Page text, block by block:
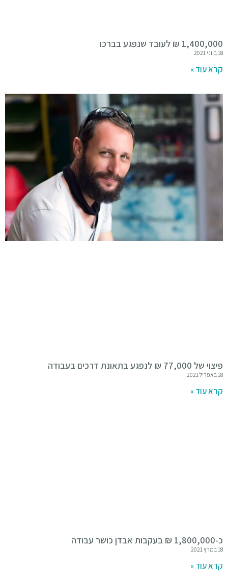
1,400,000 ₪ לעובד שנפגע בברכו
18 ביוני 2021
קרא עוד »
פיצוי של 77,000 ₪ לנפגע בתאונת דרכים בעבודה
18 באפריל 2021
קרא עוד »
כ-1,800,000 ₪ בעקבות אבדן כושר עבודה
18 במרץ 2021
קרא עוד »